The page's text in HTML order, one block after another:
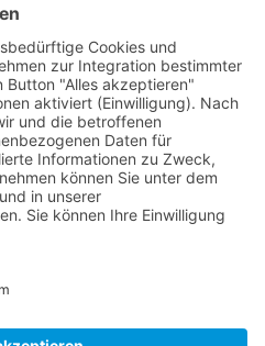
und sorgen dafür, dass
wenn es um das
geht.
Dach:
und Hotels
rund um zuverlässige